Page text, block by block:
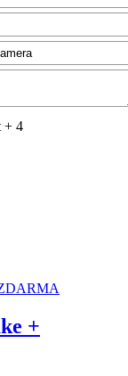
+ 4
+